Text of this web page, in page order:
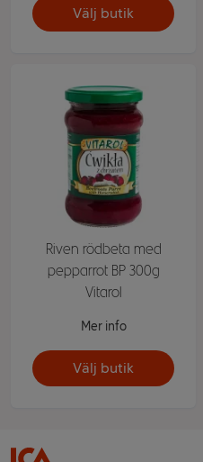
Välj butik
Riven rödbeta med
pepparrot BP 300g
Vitarol
Mer info
Välj butik